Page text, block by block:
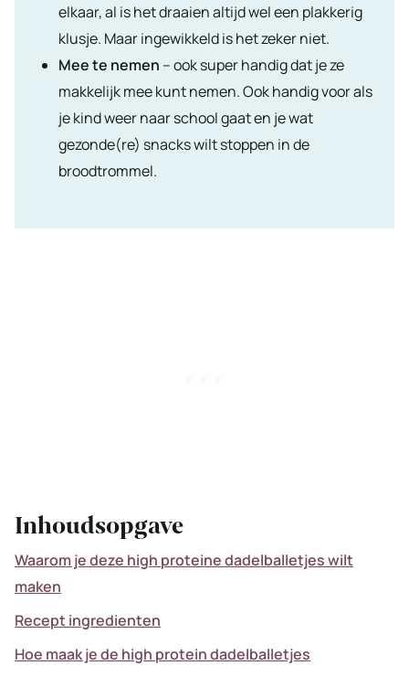
elkaar, al is het draaien altijd wel een plakkerig
klusje. Maar ingewikkeld is het zeker niet.
Mee te nemen – ook super handig dat je ze
makkelijk mee kunt nemen. Ook handig voor als
je kind weer naar school gaat en je wat
gezonde(re) snacks wilt stoppen in de
broodtrommel.
Inhoudsopgave
Waarom je deze high proteine dadelballetjes wilt
maken
Recept ingredienten
Hoe maak je de high protein dadelballetjes